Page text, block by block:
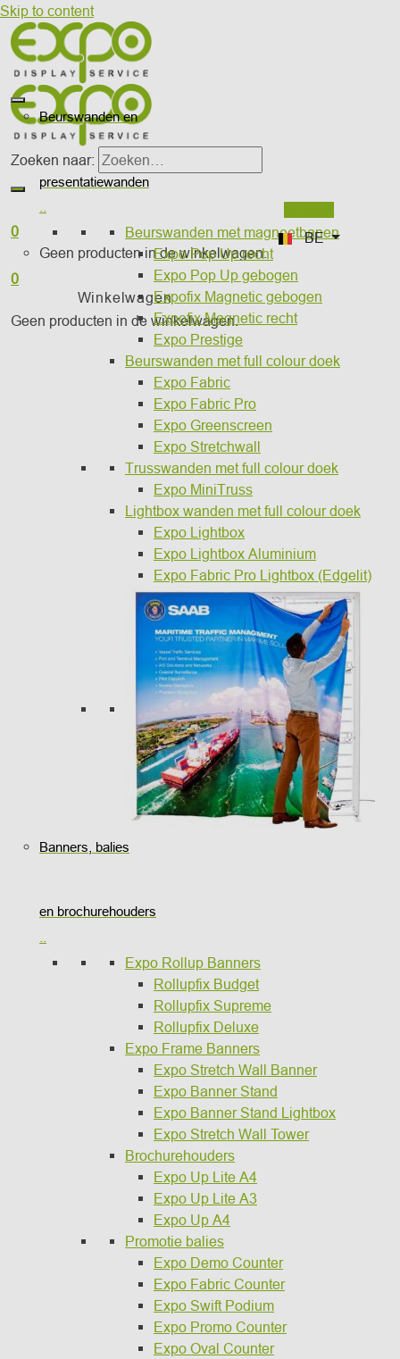
Skip to content
Zoeken naar:
0
Geen producten in de winkelwagen.
BE
0
Winkelwagen
Geen producten in de winkelwagen.
Beurswanden en
presentatiewanden
Beurswanden met magneetbanen
Expo Pop Up recht
Expo Pop Up gebogen
Expofix Magnetic gebogen
Expofix Magnetic recht
Expo Prestige
Beurswanden met full colour doek
Expo Fabric
Expo Fabric Pro
Expo Greenscreen
Expo Stretchwall
Trusswanden met full colour doek
Expo MiniTruss
Lightbox wanden met full colour doek
Expo Lightbox
Expo Lightbox Aluminium
Expo Fabric Pro Lightbox (Edgelit)
Banners, balies
en brochurehouders
Expo Rollup Banners
Rollupfix Budget
Rollupfix Supreme
Rollupfix Deluxe
Expo Frame Banners
Expo Stretch Wall Banner
Expo Banner Stand
Expo Banner Stand Lightbox
Expo Stretch Wall Tower
Brochurehouders
Expo Up Lite A4
Expo Up Lite A3
Expo Up A4
Promotie balies
Expo Demo Counter
Expo Fabric Counter
Expo Swift Podium
Expo Promo Counter
Expo Oval Counter